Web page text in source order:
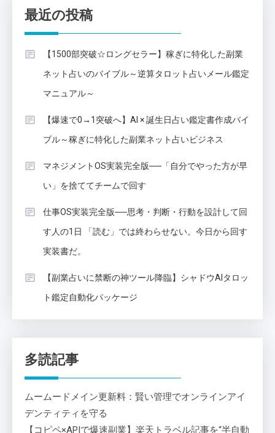
最近の投稿
【1500部突破☆ロングセラー】稼ぎに特化した副業
ネット占いのバイブル～逆算タロット占いメール鑑定
マニュアル～
【爆速で0→1突破へ】AI × 誕生日占い鑑定書作成バイ
ブル～稼ぎに特化した副業ネット占いビジネス
マネジメントOS実装完全版──「自分でやった方が早
い」を捨ててチームで回す
仕事OS実装完全版──思考・判断・行動を設計して回
す人の1日 「読む」では終わらせない。今日から回す
実装書だ。
【副業占いに禁断の神ツール降臨】シャドウAIタロッ
ト鑑定自動化パッケージ
多読記事
ムームードメイン更新料：賢い管理でオンラインアイ
デンティティを守る
【コピペ×APIで爆速副業】楽天トラベル記事を“半自動